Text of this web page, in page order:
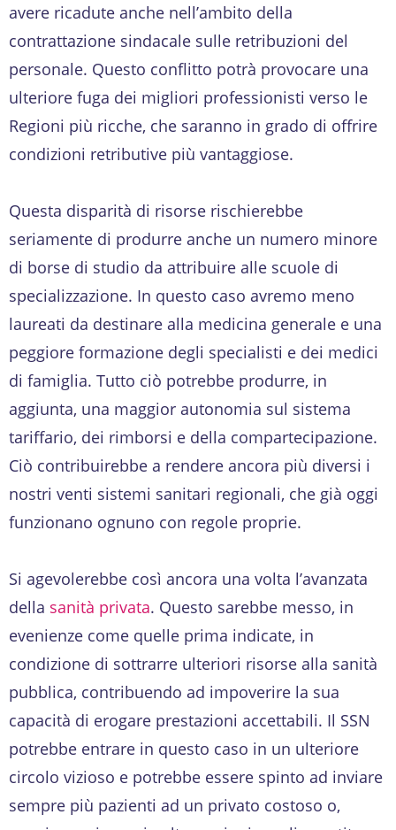
avere ricadute anche nell’ambito della
contrattazione sindacale sulle retribuzioni del
personale. Questo conflitto potrà provocare una
ulteriore fuga dei migliori professionisti verso le
Regioni più ricche, che saranno in grado di offrire
condizioni retributive più vantaggiose.
Questa disparità di risorse rischierebbe
seriamente di produrre anche un numero minore
di borse di studio da attribuire alle scuole di
specializzazione. In questo caso avremo meno
laureati da destinare alla medicina generale e una
peggiore formazione degli specialisti e dei medici
di famiglia. Tutto ciò potrebbe produrre, in
aggiunta, una maggior autonomia sul sistema
tariffario, dei rimborsi e della compartecipazione.
Ciò contribuirebbe a rendere ancora più diversi i
nostri venti sistemi sanitari regionali, che già oggi
funzionano ognuno con regole proprie.
Si agevolerebbe così ancora una volta l’avanzata
della sanità privata. Questo sarebbe messo, in
evenienze come quelle prima indicate, in
condizione di sottrarre ulteriori risorse alla sanità
pubblica, contribuendo ad impoverire la sua
capacità di erogare prestazioni accettabili. Il SSN
potrebbe entrare in questo caso in un ulteriore
circolo vizioso e potrebbe essere spinto ad inviare
sempre più pazienti ad un privato costoso o,